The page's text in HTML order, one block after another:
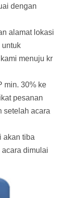
dengan
alamat lokasi
untuk
menuju kr
min. 30% ke
pesanan
setelah acara
akan tiba
dimulai